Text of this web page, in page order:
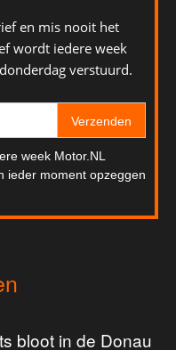
en mis nooit het
wordt iedere week
verstuurd.
Verzenden
week Motor.NL
ieder moment opzeggen
bloot in de Donau